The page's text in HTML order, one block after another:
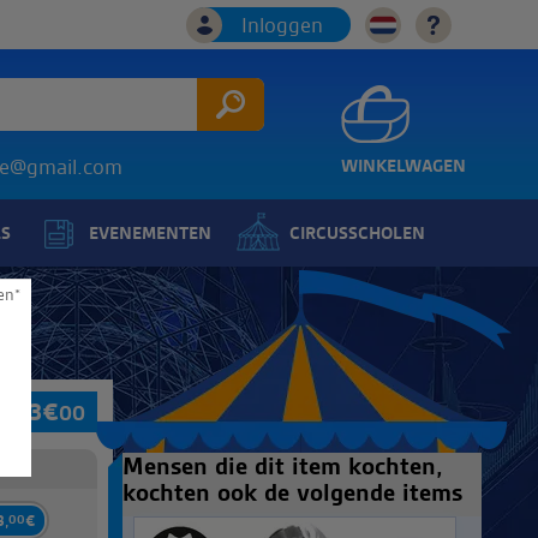
WINKELWAGEN
EVENEMENTEN CIRCUSSCHOLEN
23€00
00€
Mensen die dit item kochten,
kochten ook de volgende items
Inloggen